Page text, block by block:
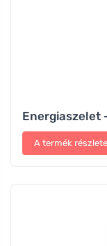
Energiaszelet
A termék